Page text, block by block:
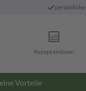
persönliche
Rezept einlösen
Vorteile